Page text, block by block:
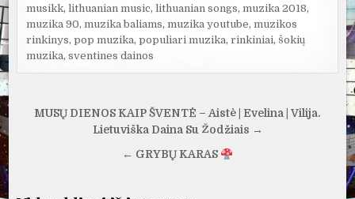
musikk,lithuanian music,lithuanian songs,muzika 2018,
muzika 90,muzika baliams,muzika youtube,muzikos
rinkinys,pop muzika,populiari muzika,rinkiniai, šokių
muzika,sventines dainos
Navigacija
MŪSŲ DIENOS KAIP ŠVENTĖ – Aistė | Evelina | Vilija.
Lietuviška Daina Su Žodžiais →
← GRYBŲ KARAS